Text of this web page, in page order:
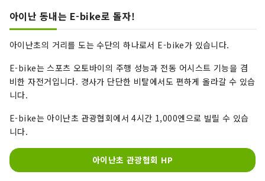
아이난 동내는 E-bike로 돌자!
아이난초의 거리를 도는 수단의 하나로서 E-bike가 있습니다.
E-bike는 스포츠 오토바이의 주행 성능과 전동 어시스트 기능을 겸
비한 자전거입니다. 경사가 단단한 비탈에서도 편하게 올라갈 수 있습
니다.
E-bike는 아이난초 관광협회에서 4시간 1,000엔으로 빌릴 수 있습
니다.
아이난초 관광협회 HP